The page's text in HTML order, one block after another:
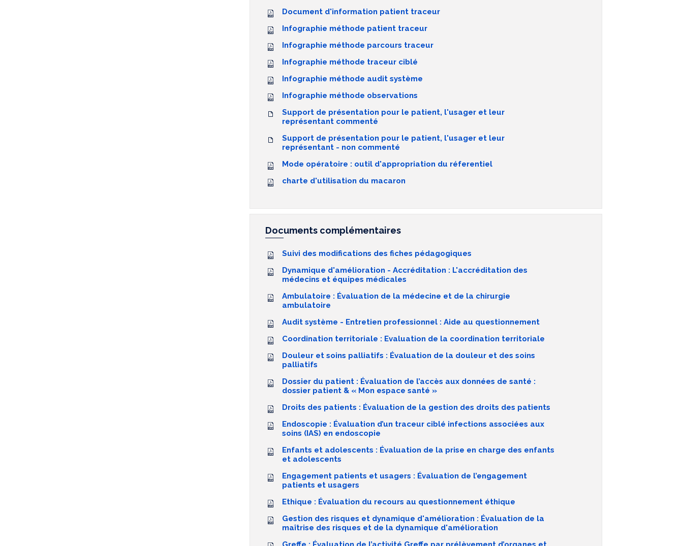
Document d'information patient traceur
Infographie méthode patient traceur
Infographie méthode parcours traceur
Infographie méthode traceur ciblé
Infographie méthode audit système
Infographie méthode observations
Support de présentation pour le patient, l'usager et leur
représentant commenté
Support de présentation pour le patient, l'usager et leur
représentant - non commenté
Mode opératoire : outil d'appropriation du réferentiel
charte d'utilisation du macaron
Documents complémentaires
Suivi des modifications des fiches pédagogiques
Dynamique d'amélioration - Accréditation : L'accréditation des
médecins et équipes médicales
Ambulatoire : Évaluation de la médecine et de la chirurgie
ambulatoire
Audit système - Entretien professionnel : Aide au questionnement
Coordination territoriale : Evaluation de la coordination territoriale
Douleur et soins palliatifs : Évaluation de la douleur et des soins
palliatifs
Dossier du patient : Évaluation de l’accès aux données de santé :
dossier patient & « Mon espace santé »
Droits des patients : Évaluation de la gestion des droits des patients
Endoscopie : Évaluation d’un traceur ciblé infections associées aux
soins (IAS) en endoscopie
Enfants et adolescents : Évaluation de la prise en charge des enfants
et adolescents
Engagement patients et usagers : Évaluation de l’engagement
patients et usagers
Ethique : Évaluation du recours au questionnement éthique
Gestion des risques et dynamique d'amélioration : Évaluation de la
maîtrise des risques et de la dynamique d'amélioration